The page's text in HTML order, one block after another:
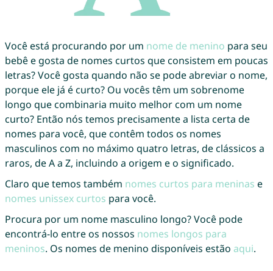
Você está procurando por um nome de menino para seu
bebê e gosta de nomes curtos que consistem em poucas
letras? Você gosta quando não se pode abreviar o nome,
porque ele já é curto? Ou vocês têm um sobrenome
longo que combinaria muito melhor com um nome
curto? Então nós temos precisamente a lista certa de
nomes para você, que contêm todos os nomes
masculinos com no máximo quatro letras, de clássicos a
raros, de A a Z, incluindo a origem e o significado.
Claro que temos também nomes curtos para meninas e
nomes unissex curtos para você.
Procura por um nome masculino longo? Você pode
encontrá-lo entre os nossos nomes longos para
meninos. Os nomes de menino disponíveis estão aqui.